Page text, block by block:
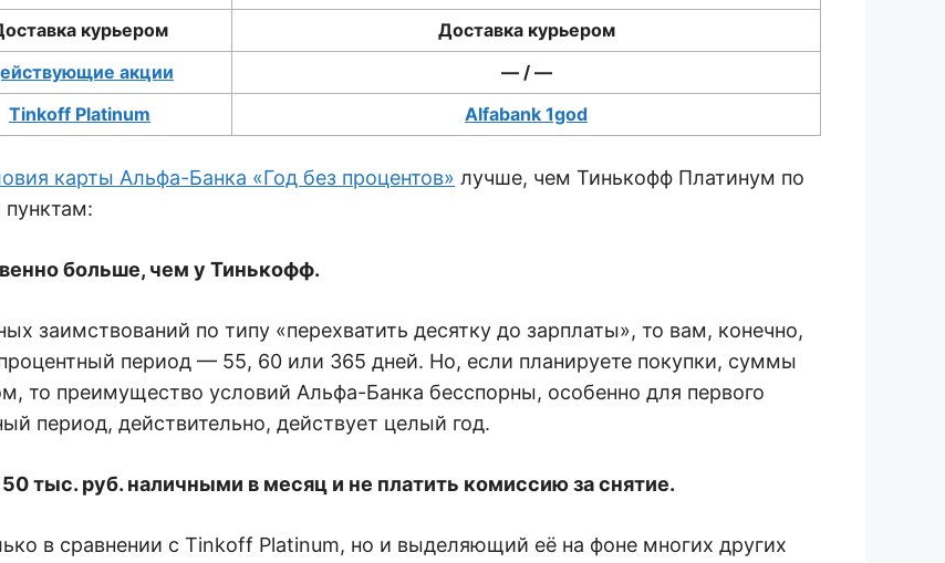
курьером
Доставка курьером
акции
— / —
Tinkoff Platinum Alfabank 1god
карты Альфа-Банка «Год без процентов» лучше, чем Тинькофф Платинум по
больше, чем у Тинькофф.
заимствований по типу «перехватить десятку до зарплаты», то вам, конечно,
период — 55, 60 или 365 дней. Но, если планируете покупки, суммы
то преимущество условий Альфа-Банка бесспорны, особенно для первого
период, действительно, действует целый год.
тыс. руб. наличными в месяц и не платить комиссию за снятие.
в сравнении с Tinkoff Platinum, но и выделяющий её на фоне многих других